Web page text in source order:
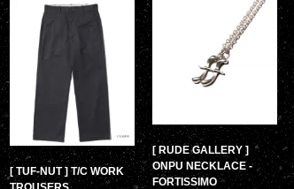
[ TUF-NUT ] T/C WORK
[ RUDE GALLERY ]
ONPU NECKLACE -
FORTISSIMO